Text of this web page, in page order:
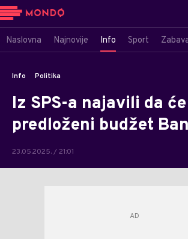
Naslovna Najnovije Info Sport
Info Politika
Iz SPS-a najavili da
predloženi budžet
23.05.2025. / 21:01